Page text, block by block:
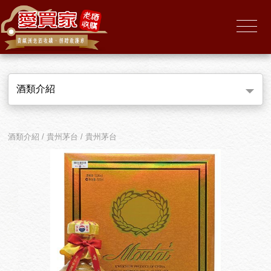
酒類介紹
酒類介紹 / 貴州茅台 / 貴州茅台